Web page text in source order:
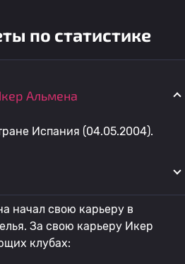
по статистике
Альмена
Испания (04.05.2004).
начал свою карьеру в
За свою карьеру Икер
клубах: